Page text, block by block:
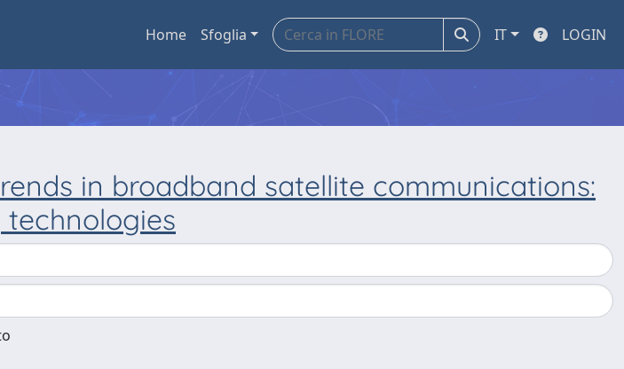
Home Sfoglia IT LOGIN
in broadband satellite communications: